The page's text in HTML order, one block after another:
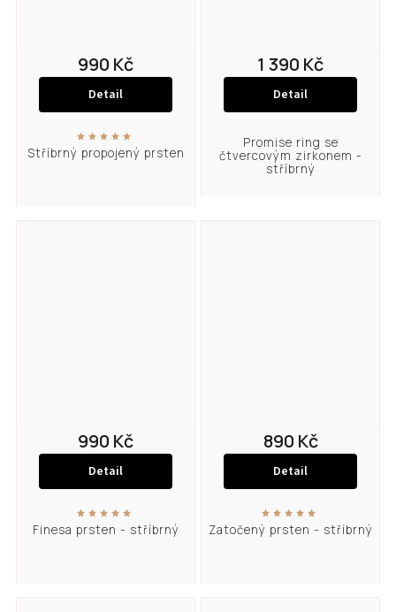
Stříbrný propojený prsten
990 Kč
Detail
Promise ring se
čtvercovým zirkonem -
stříbrný
1 390 Kč
Detail
Finesa prsten - stříbrný
990 Kč
Detail
Zatočený prsten - stříbrný
890 Kč
Detail